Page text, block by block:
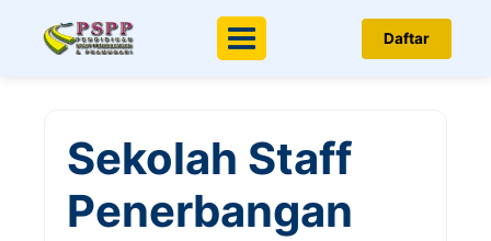
Menu Daftar
Sekolah Staff
Penerbangan